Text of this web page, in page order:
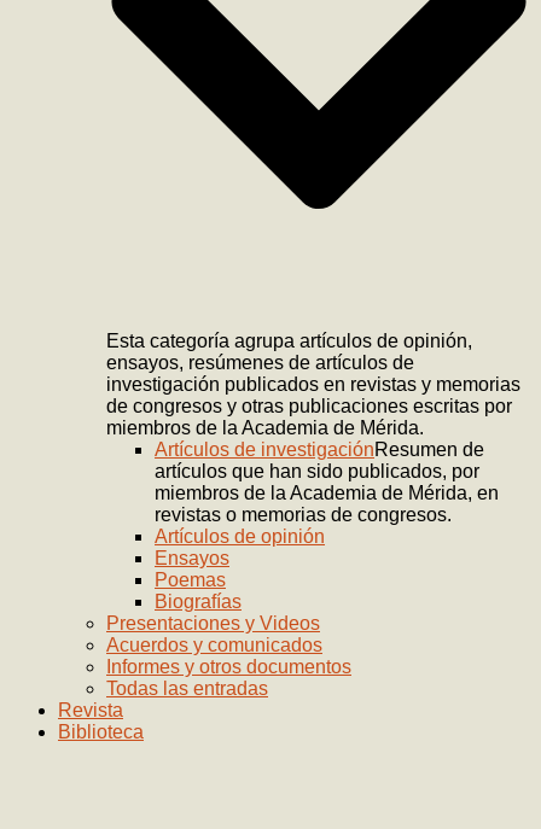
Esta categoría agrupa artículos de opinión,
ensayos, resúmenes de artículos de
investigación publicados en revistas y memorias
de congresos y otras publicaciones escritas por
miembros de la Academia de Mérida.
Artículos de investigaciónResumen de
artículos que han sido publicados, por
miembros de la Academia de Mérida, en
revistas o memorias de congresos.
Artículos de opinión
Ensayos
Poemas
Biografías
Presentaciones y Videos
Acuerdos y comunicados
Informes y otros documentos
Todas las entradas
Revista
Biblioteca